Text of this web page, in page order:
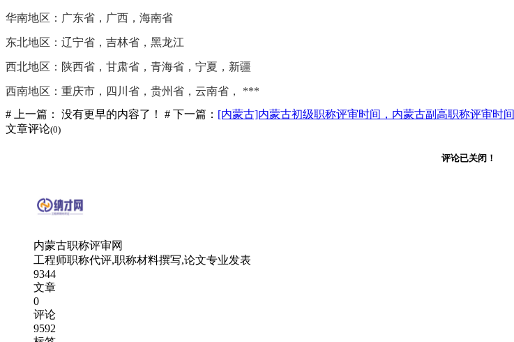
华南地区：广东省，广西，海南省
东北地区：辽宁省，吉林省，黑龙江
西北地区：陕西省，甘肃省，青海省，宁夏，新疆
西南地区：重庆市，四川省，贵州省，云南省， ***
# 上一篇： 没有更早的内容了！ # 下一篇： [内蒙古]内蒙古初级职称评审时间，内蒙古副高职称评审时间
文章评论(0)
评论已关闭！
内蒙古职称评审网
工程师职称代评,职称材料撰写,论文专业发表
9344
文章
0
评论
9592